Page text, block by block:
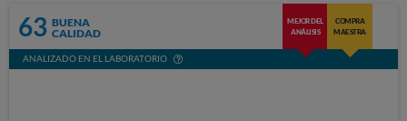
63 BUENA
CALIDAD
MEJOR DEL
ANÁLISIS
COMPRA
MAESTRA
ANALIZADO EN EL LABORATORIO